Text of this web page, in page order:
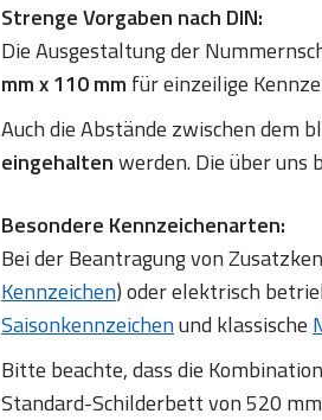
Strenge Vorgaben nach DIN:
Die Ausgestaltung der
mm x 110 mm für einzeilige
Auch die Abstände zwischen dem
eingehaltenwerden. Die über uns
Besondere Kennzeichenarten:
Bei der Beantragung von
Kennzeichen) oder elektrisch
Saisonkennzeichenund klassische
Bitte beachte, dass die
Standard-Schilderbett von 520 mm